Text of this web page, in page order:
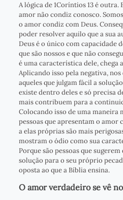
A lógica de 1Coríntios 13 é outra.
amor não condiz conosco.
o amor condiz com Deus.
poder resolver aquilo que a sua
Deus é o único com capacidade
que são nossos e que não
é uma característica dele, chega
Aplicando isso pela negativa,
aqueles que julgam fácil a
existe dentro deles e só precisa
mais contribuem para a
Colocando isso de uma maneira
pessoas que apresentam o
a elas próprias são mais
mostram o ódio como sua
Porque são pessoas que
solução para o seu próprio
oposta ao que a Bíblia ensina.
O amor verdadeiro se vê